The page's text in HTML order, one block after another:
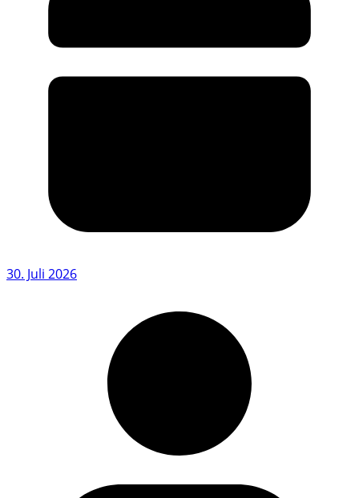
30. Juli 2026